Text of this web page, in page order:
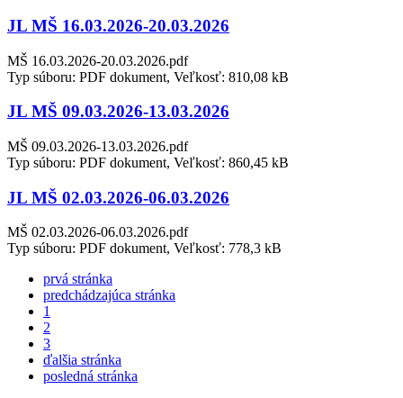
JL MŠ 16.03.2026-20.03.2026
MŠ 16.03.2026-20.03.2026.pdf
Typ súboru: PDF dokument, Veľkosť: 810,08 kB
JL MŠ 09.03.2026-13.03.2026
MŠ 09.03.2026-13.03.2026.pdf
Typ súboru: PDF dokument, Veľkosť: 860,45 kB
JL MŠ 02.03.2026-06.03.2026
MŠ 02.03.2026-06.03.2026.pdf
Typ súboru: PDF dokument, Veľkosť: 778,3 kB
prvá stránka
predchádzajúca stránka
1
2
3
ďalšia stránka
posledná stránka